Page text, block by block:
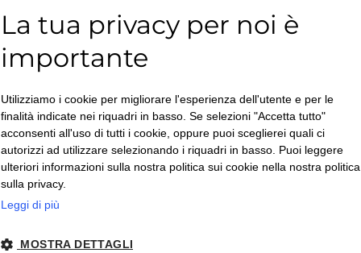
Privacy Policy*
ISCRIVITI
La tua privacy per noi è
importante
Utilizziamo i cookie per migliorare l'esperienza dell'utente e per le
finalità indicate nei riquadri in basso. Se selezioni "Accetta tutto"
acconsenti all'uso di tutti i cookie, oppure puoi sceglierei quali ci
autorizzi ad utilizzare selezionando i riquadri in basso. Puoi leggere
ulteriori informazioni sulla nostra politica sui cookie nella nostra politica
sulla privacy.
Leggi di più
MOSTRA DETTAGLI